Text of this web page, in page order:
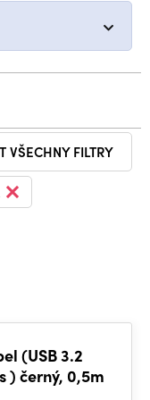
VŠECHNY FILTRY
(USB 3.2
) černý, 0,5m